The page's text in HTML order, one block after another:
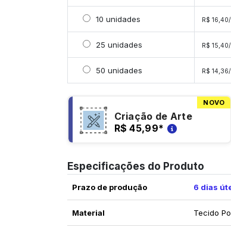
Selecionar 10 unidades
10 unidades R$
Selecionar 25 unidades
25 unidades R$
Selecionar 50 unidades
50 unidades R$
NOVO
Criação de Arte
R$ 45,99*
Especificações do Produto
Prazo de produção 6 dias
Material Tecido